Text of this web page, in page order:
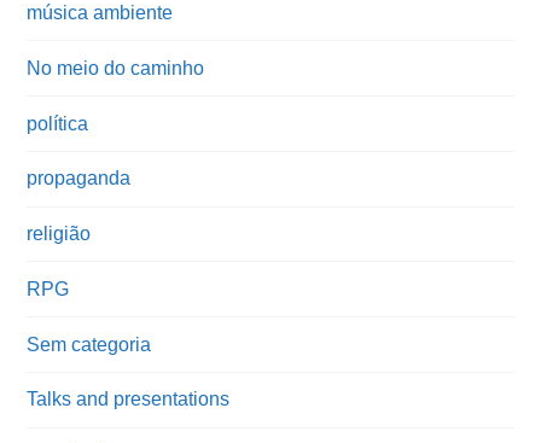
música ambiente
No meio do caminho
política
propaganda
religião
RPG
Sem categoria
Talks and presentations